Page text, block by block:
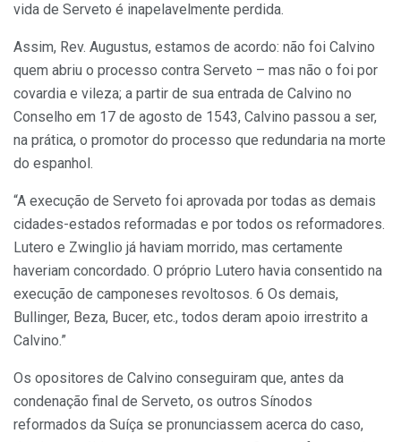
vida de Serveto é inapelavelmente perdida.
Assim, Rev. Augustus, estamos de acordo: não foi Calvino
quem abriu o processo contra Serveto – mas não o foi por
covardia e vileza; a partir de sua entrada de Calvino no
Conselho em 17 de agosto de 1543, Calvino passou a ser,
na prática, o promotor do processo que redundaria na morte
do espanhol.
“A execução de Serveto foi aprovada por todas as demais
cidades-estados reformadas e por todos os reformadores.
Lutero e Zwinglio já haviam morrido, mas certamente
haveriam concordado. O próprio Lutero havia consentido na
execução de camponeses revoltosos. 6 Os demais,
Bullinger, Beza, Bucer, etc., todos deram apoio irrestrito a
Calvino.”
Os opositores de Calvino conseguiram que, antes da
condenação final de Serveto, os outros Sínodos
reformados da Suíça se pronunciassem acerca do caso,